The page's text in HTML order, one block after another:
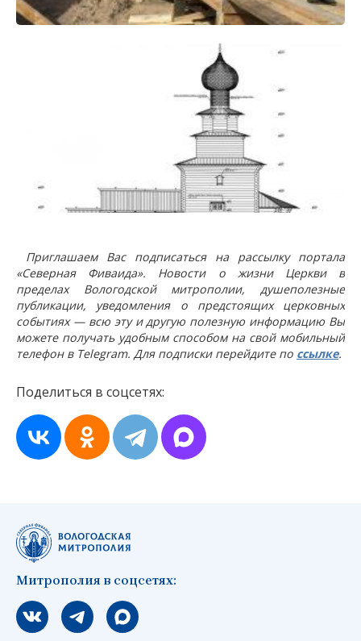
Приглашаем Вас подписаться на рассылку портала
«Северная Фиваида». Новости о жизни Церкви в
пределах Вологодской митрополии, душеполезные
публикации, уведомления о предстоящих церковных
событиях — всю эту и другую полезную информацию Вы
можете получать удобным способом на свой мобильный
телефон в Telegram. Для подписки перейдите по ссылке.
Поделиться в соцсетях:
Митрополия в соцсетях:
Мы вконтакте
Мы в telegram
Мы в Макс